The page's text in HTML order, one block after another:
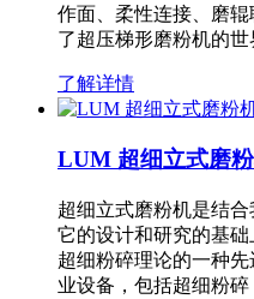
作面、柔性连接、磨
了超压梯形磨粉机的
了解详情
LUM 超细立式磨
超细立式磨粉机是结合
它的设计和研究的基
超细粉碎理论的一种
业设备，包括超细粉